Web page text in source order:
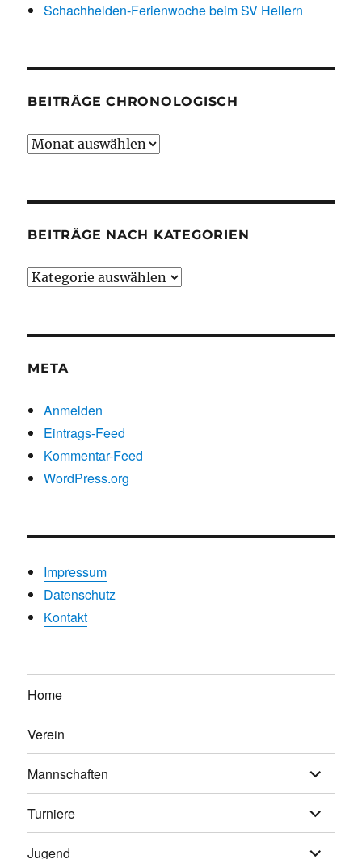
Schachhelden-Ferienwoche beim SV Hellern
BEITRÄGE CHRONOLOGISCH
Beiträge
BEITRÄGE NACH KATEGORIEN
Beiträge
META
Anmelden
Eintrags-Feed
Kommentar-Feed
WordPress.org
Impressum
Datenschutz
Kontakt
Home
Verein
Mannschaften
anzeigen
Turniere
anzeigen
Jugend